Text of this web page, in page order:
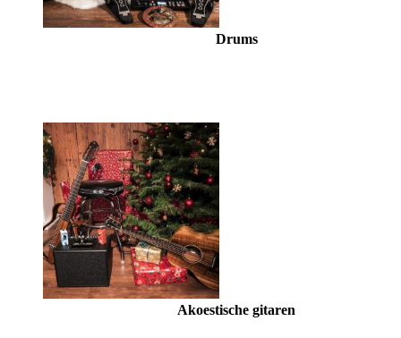
Drums
Akoestische gitaren